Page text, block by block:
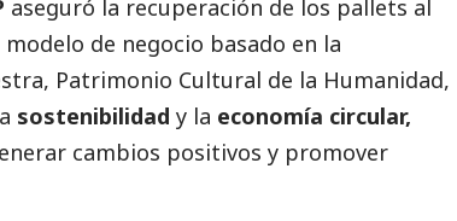
aseguró la recuperación de los pallets al
de negocio basado en la
Patrimonio Cultural de la Humanidad,
sostenibilidad y la economía circular,
cambios positivos y promover